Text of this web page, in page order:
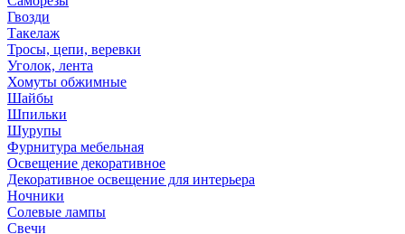
Гвозди
Такелаж
Тросы, цепи, веревки
Уголок, лента
Хомуты обжимные
Шайбы
Шпильки
Шурупы
Фурнитура мебельная
Освещение декоративное
Декоративное освещение для интерьера
Ночники
Солевые лампы
Свечи